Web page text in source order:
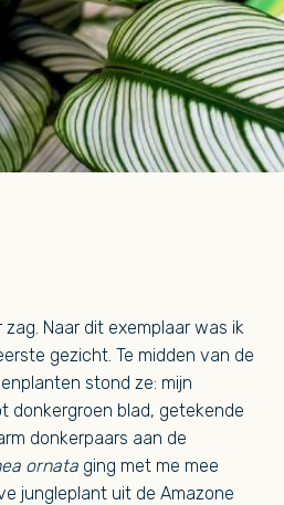
Naar dit exemplaar was ik
gezicht. Te midden van de
stond ze: mijn
donkergroen blad, getekende
donkerpaars aan de
ornata ging met me mee
jungleplant uit de Amazone